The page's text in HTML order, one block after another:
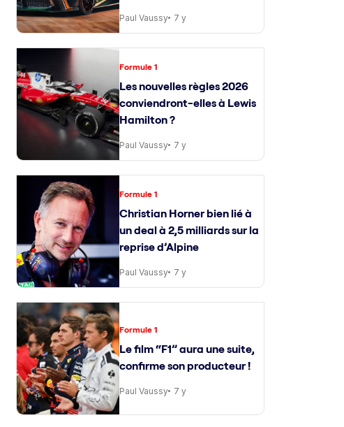
Paul Vaussy 7 y
Formule 1
Les nouvelles règles 2026
conviendront-elles à Lewis
Hamilton ?
Paul Vaussy 7 y
Formule 1
Christian Horner bien lié à
un deal à 2,5 milliards sur la
reprise d’Alpine
Paul Vaussy 7 y
Formule 1
Le film “F1” aura une suite,
confirme son producteur !
Paul Vaussy 7 y